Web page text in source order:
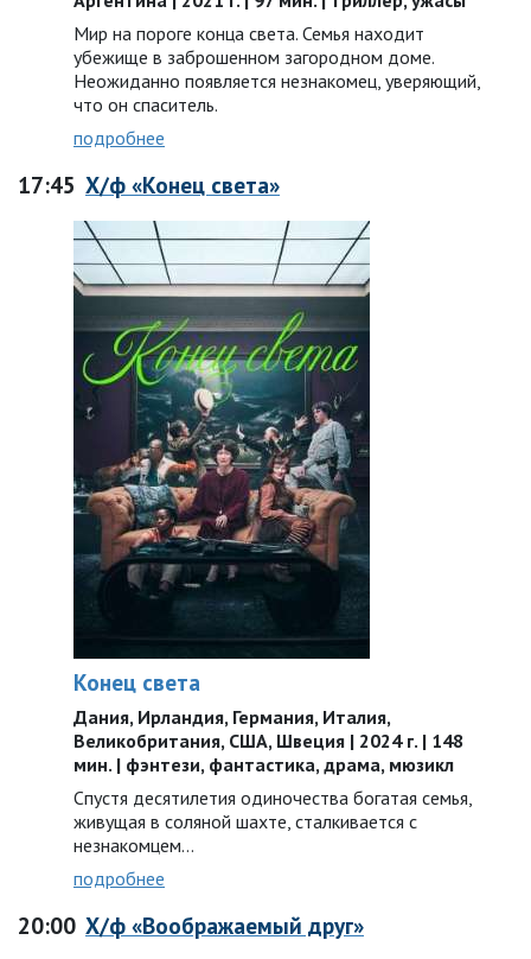
Мир на пороге конца света. Семья находит
убежище в заброшенном загородном доме.
Неожиданно появляется незнакомец, уверяющий,
что он спаситель.
подробнее
17:45 Х/ф «Конец света»
Конец света
Дания, Ирландия, Германия, Италия,
Великобритания, США, Швеция | 2024 г. | 148
мин. | фэнтези, фантастика, драма, мюзикл
Спустя десятилетия одиночества богатая семья,
живущая в соляной шахте, сталкивается с
незнакомцем…
подробнее
20:00 Х/ф «Воображаемый друг»